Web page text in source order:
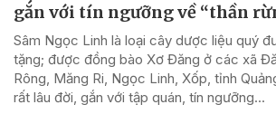
gắn với tín ngưỡng về “thần
Sâm Ngọc Linh là loại cây dược liệu quý
tặng; được đồng bào Xơ Đăng ở các xã
Rông, Măng Ri, Ngọc Linh, Xốp, tỉnh
rất lâu đời, gắn với tập quán, tín ngưỡng...